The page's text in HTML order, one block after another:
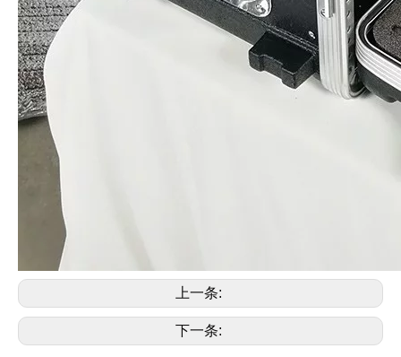
上一条:
下一条: